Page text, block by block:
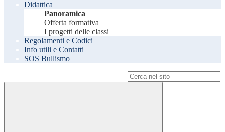
Didattica
Panoramica
Offerta formativa
I progetti delle classi
Regolamenti e Codici
Info utili e Contatti
SOS Bullismo